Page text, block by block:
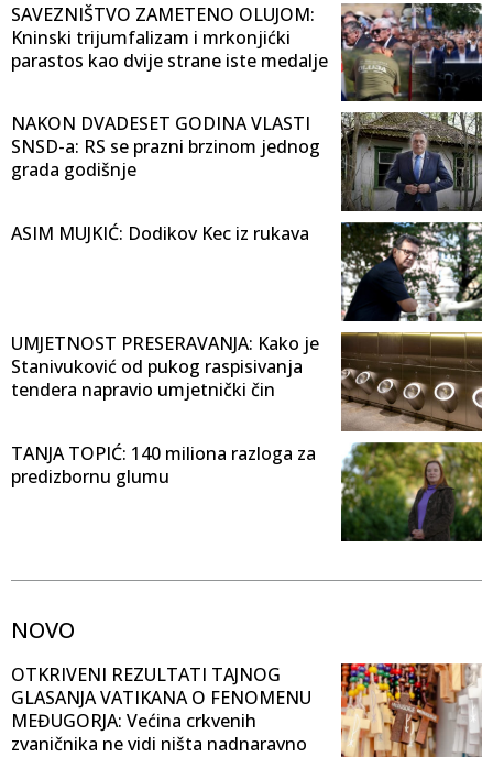
SAVEZNIŠTVO ZAMETENO OLUJOM:
Kninski trijumfalizam i mrkonjićki
parastos kao dvije strane iste medalje
NAKON DVADESET GODINA VLASTI
SNSD-a: RS se prazni brzinom jednog
grada godišnje
ASIM MUJKIĆ: Dodikov Kec iz rukava
UMJETNOST PRESERAVANJA: Kako je
Stanivuković od pukog raspisivanja
tendera napravio umjetnički čin
TANJA TOPIĆ: 140 miliona razloga za
predizbornu glumu
NOVO
OTKRIVENI REZULTATI TAJNOG
GLASANJA VATIKANA O FENOMENU
MEĐUGORJA: Većina crkvenih
zvaničnika ne vidi ništa nadnaravno